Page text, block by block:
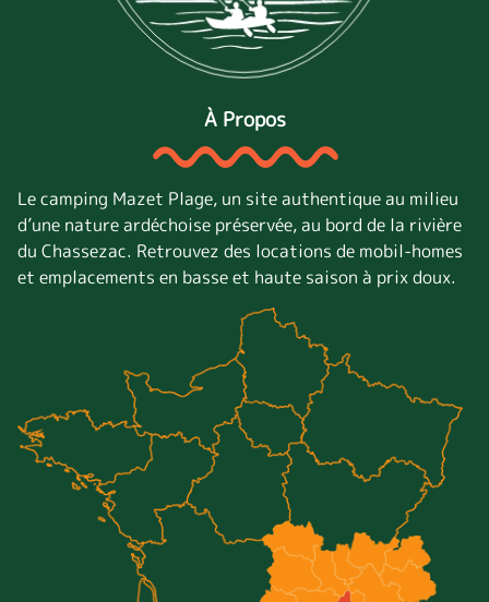
À Propos
Le camping Mazet Plage, un site authentique au milieu
d’une nature ardéchoise préservée, au bord de la rivière
du Chassezac. Retrouvez des locations de mobil-homes
et emplacements en basse et haute saison à prix doux.